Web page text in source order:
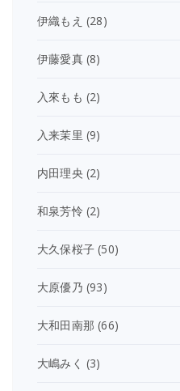
伊織もえ (28)
伊藤愛真(8)
入來もも (2)
入来茉里 (9)
内田理央 (2)
和泉芳怜 (2)
大久保桜子 (50)
大原優乃 (93)
大和田南那 (66)
大嶋みく (3)